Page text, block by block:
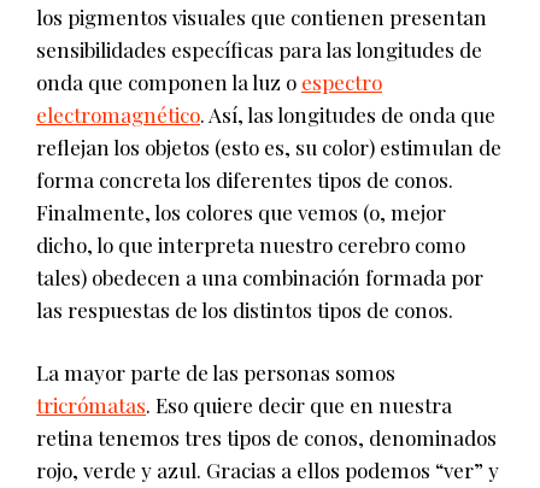
los pigmentos visuales que contienen presentan
sensibilidades específicas para las longitudes de
onda que componen la luz o espectro
electromagnético. Así, las longitudes de onda que
reflejan los objetos (esto es, su color) estimulan de
forma concreta los diferentes tipos de conos.
Finalmente, los colores que vemos (o, mejor
dicho, lo que interpreta nuestro cerebro como
tales) obedecen a una combinación formada por
las respuestas de los distintos tipos de conos.
La mayor parte de las personas somos
tricrómatas. Eso quiere decir que en nuestra
retina tenemos tres tipos de conos, denominados
rojo, verde y azul. Gracias a ellos podemos “ver” y